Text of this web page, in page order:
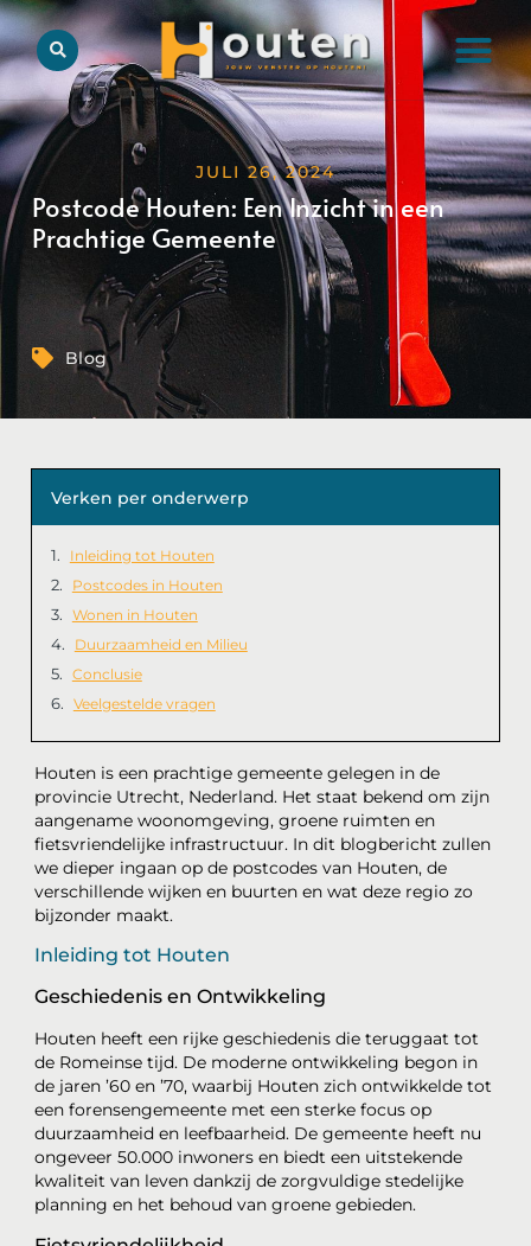
JULI 26, 2024
Postcode Houten: Een Inzicht in een
Prachtige Gemeente
Blog
Houten is een prachtige gemeente gelegen in de
provincie Utrecht, Nederland. Het staat bekend om zijn
aangename woonomgeving, groene ruimten en
fietsvriendelijke infrastructuur. In dit blogbericht zullen
we dieper ingaan op de postcodes van Houten, de
verschillende wijken en buurten en wat deze regio zo
bijzonder maakt.
Inleiding tot Houten
Geschiedenis en Ontwikkeling
Houten heeft een rijke geschiedenis die teruggaat tot
de Romeinse tijd. De moderne ontwikkeling begon in
de jaren ’60 en ’70, waarbij Houten zich ontwikkelde tot
een forensengemeente met een sterke focus op
duurzaamheid en leefbaarheid. De gemeente heeft nu
ongeveer 50.000 inwoners en biedt een uitstekende
kwaliteit van leven dankzij de zorgvuldige stedelijke
planning en het behoud van groene gebieden.
Verken per onderwerp
Inleiding tot Houten
Postcodes in Houten
Wonen in Houten
Duurzaamheid en Milieu
Conclusie
Veelgestelde vragen